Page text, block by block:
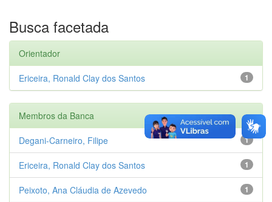
Busca facetada
Orientador
1
Ericeira, Ronald Clay dos Santos
Membros da Banca
1
Degani-Carneiro, Filipe
1
Ericeira, Ronald Clay dos Santos
1
Peixoto, Ana Cláudia de Azevedo